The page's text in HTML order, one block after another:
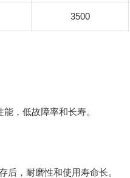
3500
，低故障率和长寿。
后，耐磨性和使用寿命长。